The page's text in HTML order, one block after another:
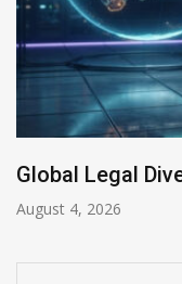
Anthropic AI
July 31, 2026